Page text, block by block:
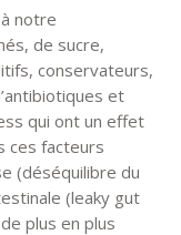
notre
de sucre,
conservateurs,
et
qui ont un effet
ces facteurs
(déséquilibre du
(leaky gut
plus en plus